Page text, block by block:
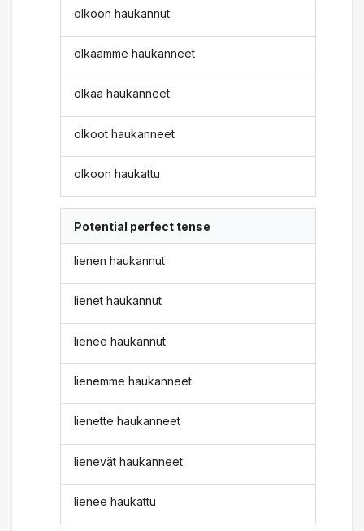
olkoon haukannut
olkaamme haukanneet
olkaa haukanneet
olkoot haukanneet
olkoon haukattu
Potential perfect tense
lienen haukannut
lienet haukannut
lienee haukannut
lienemme haukanneet
lienette haukanneet
lienevät haukanneet
lienee haukattu